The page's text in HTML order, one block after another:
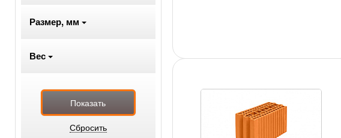
Размер, мм
Вес